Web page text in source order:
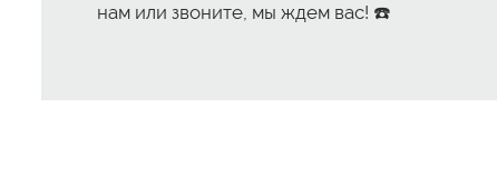
нам или звоните, мы ждем вас! ☎️